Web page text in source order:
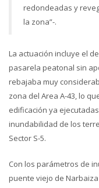
redondeadas y
la zona”-.
La actuación incluye el
pasarela peatonal sin
rebajaba muy
zona del Area A-43, lo
edificación ya
inundabilidad de los
Sector S-5.
Con los parámetros de
puente viejo de